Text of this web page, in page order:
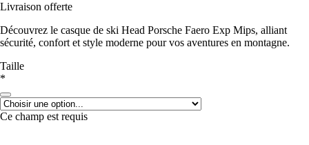
Livraison offerte
Découvrez le casque de ski Head Porsche Faero Exp Mips, alliant
sécurité, confort et style moderne pour vos aventures en montagne.
Taille
*
Ce champ est requis